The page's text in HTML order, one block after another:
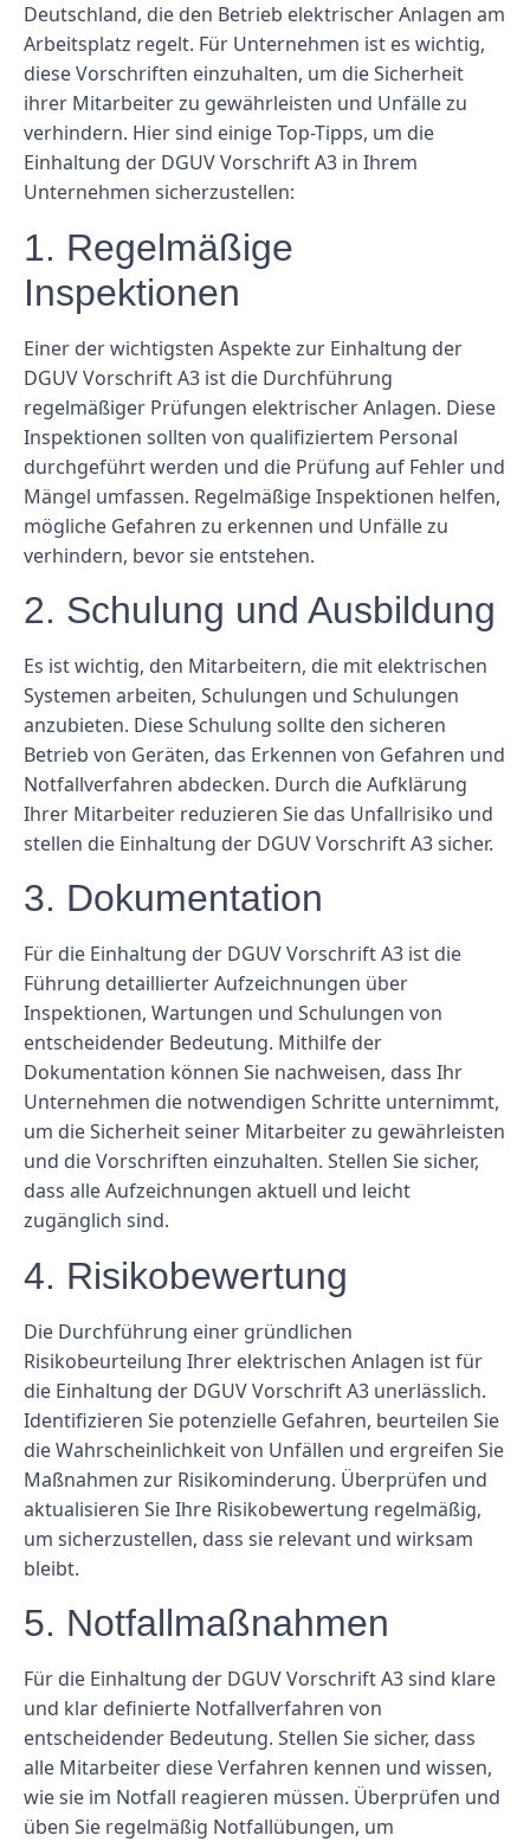
Deutschland, die den Betrieb elektrischer Anlagen am
Arbeitsplatz regelt. Für Unternehmen ist es wichtig,
diese Vorschriften einzuhalten, um die Sicherheit
ihrer Mitarbeiter zu gewährleisten und Unfälle zu
verhindern. Hier sind einige Top-Tipps, um die
Einhaltung der DGUV Vorschrift A3 in Ihrem
Unternehmen sicherzustellen:
1. Regelmäßige
Inspektionen
Einer der wichtigsten Aspekte zur Einhaltung der
DGUV Vorschrift A3 ist die Durchführung
regelmäßiger Prüfungen elektrischer Anlagen. Diese
Inspektionen sollten von qualifiziertem Personal
durchgeführt werden und die Prüfung auf Fehler und
Mängel umfassen. Regelmäßige Inspektionen helfen,
mögliche Gefahren zu erkennen und Unfälle zu
verhindern, bevor sie entstehen.
2. Schulung und Ausbildung
Es ist wichtig, den Mitarbeitern, die mit elektrischen
Systemen arbeiten, Schulungen und Schulungen
anzubieten. Diese Schulung sollte den sicheren
Betrieb von Geräten, das Erkennen von Gefahren und
Notfallverfahren abdecken. Durch die Aufklärung
Ihrer Mitarbeiter reduzieren Sie das Unfallrisiko und
stellen die Einhaltung der DGUV Vorschrift A3 sicher.
3. Dokumentation
Für die Einhaltung der DGUV Vorschrift A3 ist die
Führung detaillierter Aufzeichnungen über
Inspektionen, Wartungen und Schulungen von
entscheidender Bedeutung. Mithilfe der
Dokumentation können Sie nachweisen, dass Ihr
Unternehmen die notwendigen Schritte unternimmt,
um die Sicherheit seiner Mitarbeiter zu gewährleisten
und die Vorschriften einzuhalten. Stellen Sie sicher,
dass alle Aufzeichnungen aktuell und leicht
zugänglich sind.
4. Risikobewertung
Die Durchführung einer gründlichen
Risikobeurteilung Ihrer elektrischen Anlagen ist für
die Einhaltung der DGUV Vorschrift A3 unerlässlich.
Identifizieren Sie potenzielle Gefahren, beurteilen Sie
die Wahrscheinlichkeit von Unfällen und ergreifen Sie
Maßnahmen zur Risikominderung. Überprüfen und
aktualisieren Sie Ihre Risikobewertung regelmäßig,
um sicherzustellen, dass sie relevant und wirksam
bleibt.
5. Notfallmaßnahmen
Für die Einhaltung der DGUV Vorschrift A3 sind klare
und klar definierte Notfallverfahren von
entscheidender Bedeutung. Stellen Sie sicher, dass
alle Mitarbeiter diese Verfahren kennen und wissen,
wie sie im Notfall reagieren müssen. Überprüfen und
üben Sie regelmäßig Notfallübungen, um